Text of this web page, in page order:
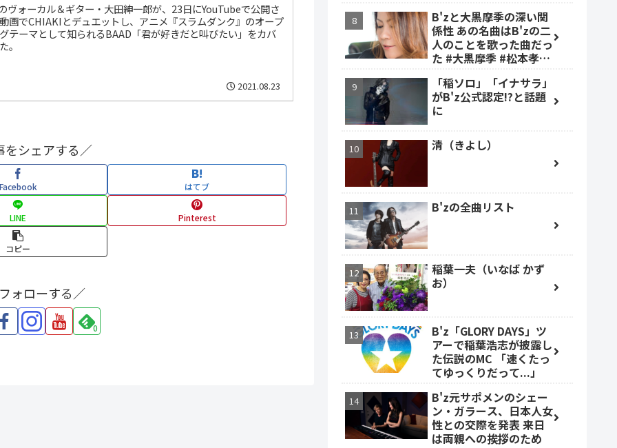
ヴォーカル＆ギター・大田紳一郎が、23日にYouTubeで公開さ
画でCHIAKIとデュエットし、アニメ『スラムダンク』のオープ
テーマとして知られるBAAD「君が好きだと叫びたい」をカバ
。
2021.08.23
をシェアする／
はてブ
LINE Pinterest
コピー
ォローする／
0
B'zと大黒摩季の深い関
係性 あの名曲はB'zの二
人のことを歌った曲だっ
た #大黒摩季 #松本孝弘
「稲ソロ」「イナサラ」
がB'z公式認定!?と話題
に
清（きよし）
B'zの全曲リスト
稲葉一夫（いなば かず
お）
B'z「GLORY DAYS」ツ
アーで稲葉浩志が披露し
た伝説のMC 「速くたっ
てゆっくりだって...」
B'z元サポメンのシェー
ン・ガラース、日本人女
性との交際を発表 来日
は両親への挨拶のため